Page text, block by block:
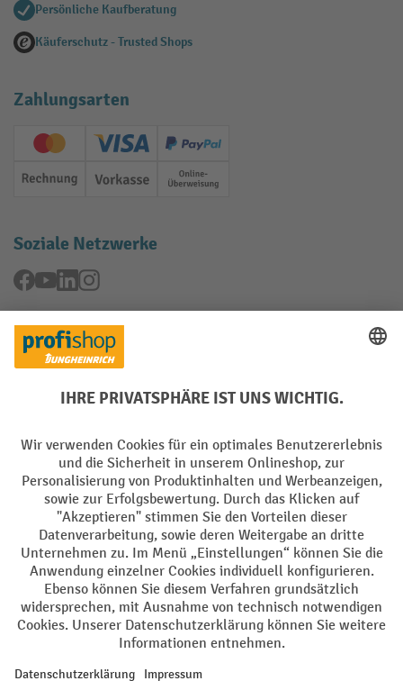
Persönliche Kaufberatung
Käuferschutz - Trusted Shops
Zahlungsarten
Creditcard (Master)Creditcard (Visa)
PayPal
Rechnung Vorkasse Online-Überweisung
Soziale Netzwerke
Facebook
YouTubeLinkedInInstagram
Rücknahme-Services
Elektrogeräte Rückname
Batterie Rückname
AGB Impressum Datenschutz
Barrierefreiheit Grounding Page Privacy Settings
Alle Preise exkl. gesetzl. Mehrwertsteuer zzgl.Versandkosten und ggf.
Nachnahmegebühren, wenn nicht anders angegeben.